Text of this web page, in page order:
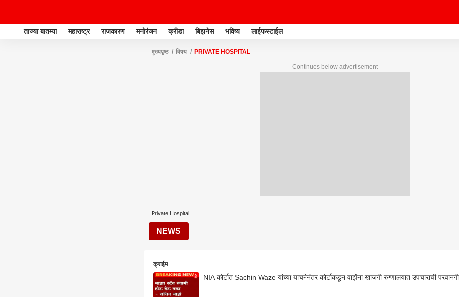
ताज्या बातम्या महाराष्ट्र राजकारण मनोरंजन क्रीडा बिझनेस भविष्य लाईफस्टाईल
मुख्यपृष्ठ विषय PRIVATE HOSPITAL
Continues below advertisement
Private Hospital
NEWS
क्राईम
NIA कोर्टात Sachin Waze यांच्या याचनेनंतर कोर्टाकडून वाझेंना खाजगी रुग्णालयात उपचाराची परवानगी